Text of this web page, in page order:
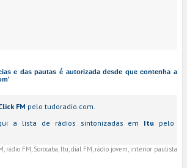
e das pautas é autorizada desde que contenha a
FM pelo tudoradio.com.
a lista de rádios sintonizadas em Itu pelo
rádio FM, Sorocaba, Itu, dial FM, rádio jovem, interior paulista